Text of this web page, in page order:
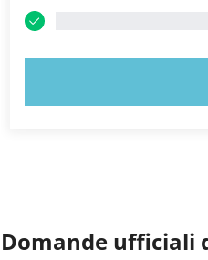
Domande ufficiali